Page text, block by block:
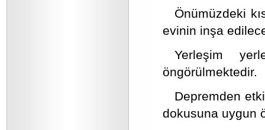
Önümüzdeki
evinin inşa
Yerleşim
öngörülmektedir.
Depremden
dokusuna uygun